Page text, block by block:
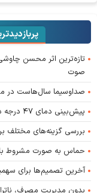
صوت
صداوسیما سال‌هاست در
پیش‌بینی دمای ۴۷ درجه در عراق طی در روز اربعین
بررسی گزینه‌های مختلف
حماس به صورت مشروط
آخرین تصمیم‌ها برای
بدون مدیریت مصرف،